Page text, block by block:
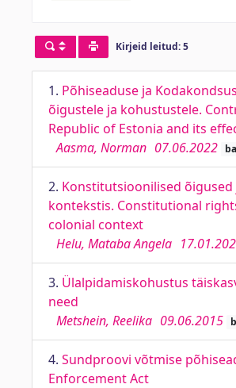
Kirjeid leitud: 5
1. Põhiseaduse ja
õigustele ja kohustustele.
Republic of Estonia and its
Aasma, Norman 07.06.2022
2. Konstitutsioonilised
kontekstis. Constitutional
colonial context
Helu, Mataba Angela
3. Ülalpidamiskohustus
need
Metshein, Reelika 09.06.2015
4. Sundproovi võtmise
Enforcement Act